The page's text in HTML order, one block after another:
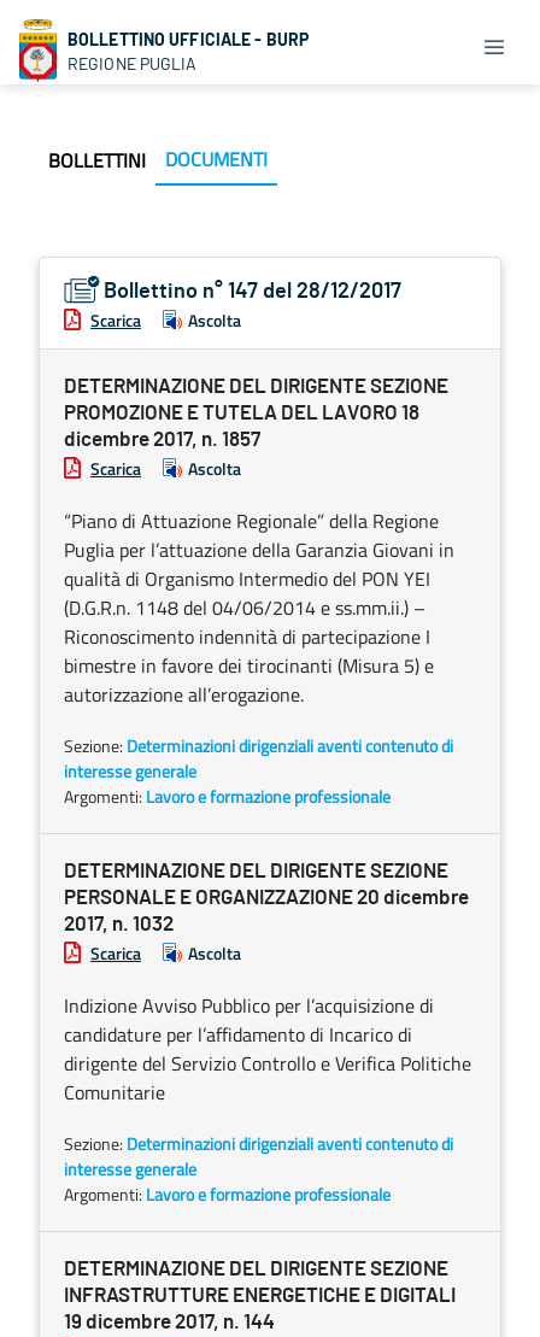
BOLLETTINO UFFICIALE - BURP
REGIONE PUGLIA
BOLLETTINI DOCUMENTI
Bollettino n° 147 del 28/12/2017
Scarica Ascolta
DETERMINAZIONE DEL DIRIGENTE SEZIONE
PROMOZIONE E TUTELA DEL LAVORO 18
dicembre 2017, n. 1857
Scarica Ascolta
“Piano di Attuazione Regionale” della Regione
Puglia per l’attuazione della Garanzia Giovani in
qualità di Organismo Intermedio del PON YEI
(D.G.R.n. 1148 del 04/06/2014 e ss.mm.ii.) –
Riconoscimento indennità di partecipazione I
bimestre in favore dei tirocinanti (Misura 5) e
autorizzazione all’erogazione.
Sezione: Determinazioni dirigenziali aventi contenuto di
interesse generale
Argomenti: Lavoro e formazione professionale
DETERMINAZIONE DEL DIRIGENTE SEZIONE
PERSONALE E ORGANIZZAZIONE 20 dicembre
2017, n. 1032
Scarica Ascolta
Indizione Avviso Pubblico per l’acquisizione di
candidature per l’affidamento di Incarico di
dirigente del Servizio Controllo e Verifica Politiche
Comunitarie
Sezione: Determinazioni dirigenziali aventi contenuto di
interesse generale
Argomenti: Lavoro e formazione professionale
DETERMINAZIONE DEL DIRIGENTE SEZIONE
INFRASTRUTTURE ENERGETICHE E DIGITALI
19 dicembre 2017, n. 144